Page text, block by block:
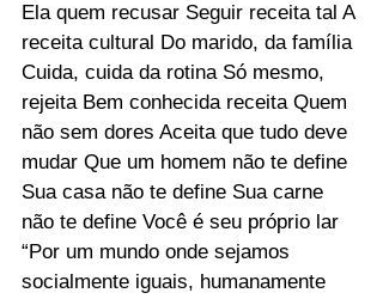
Ela quem recusar Seguir receita tal A
receita cultural Do marido, da família
Cuida, cuida da rotina Só mesmo,
rejeita Bem conhecida receita Quem
não sem dores Aceita que tudo deve
mudar Que um homem não te define
Sua casa não te define Sua carne
não te define Você é seu próprio lar
“Por um mundo onde sejamos
socialmente iguais, humanamente